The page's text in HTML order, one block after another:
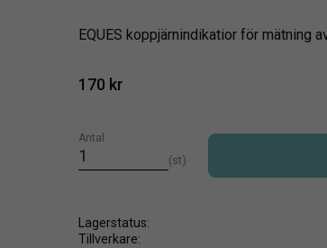
EQUES koppjärnindikatior för mätning
170 kr
Antal
st
Lagerstatus
Tillverkare